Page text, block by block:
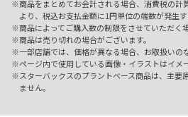
商品をまとめてお会計される場合、消費税の計
より、税込お支払金額に1円単位の端数が発生す
商品によってご購入数の制限をさせていただく
商品は売り切れの場合がございます。
一部店舗では、価格が異なる場合、お取扱いの
ページ内で使用している画像・イラストはイメ
スターバックスのプラントベース商品は、主要
ません。